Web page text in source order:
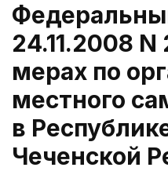
24.11.2008
мерах по
местного
в
Чеченской